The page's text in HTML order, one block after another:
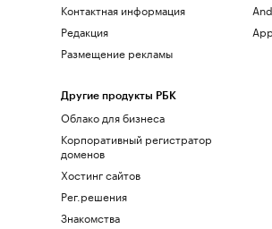
Контактная информация
Редакция
Размещение рекламы
Другие продукты РБК
Облако для бизнеса
Корпоративный регистратор
доменов
Хостинг сайтов
Рег.решения
Знакомства